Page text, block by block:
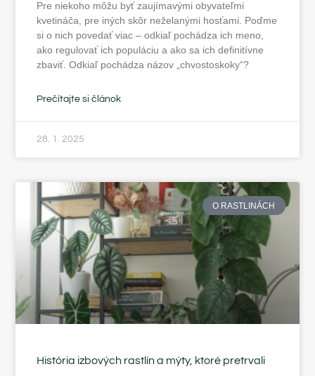
Pre niekoho môžu byť zaujímavými obyvateľmi
kvetináča, pre iných skôr neželanými hosťami. Poďme
si o nich povedať viac – odkiaľ pochádza ich meno,
ako regulovať ich populáciu a ako sa ich definitívne
zbaviť. Odkiaľ pochádza názov „chvostoskoky“?
Prečítajte si článok
28. 1. 2025
O RASTLINÁCH
História izbových rastlín a mýty, ktoré pretrvali